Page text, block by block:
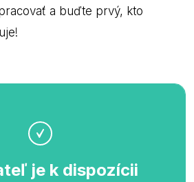
a buďte prvý, kto
je k dispozícii